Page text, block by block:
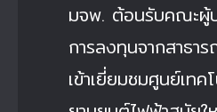
มจพ. ต้อนรับคณะผู้
การลงทุนจากสาธา
เข้าเยี่ยมชมศูนย์เท